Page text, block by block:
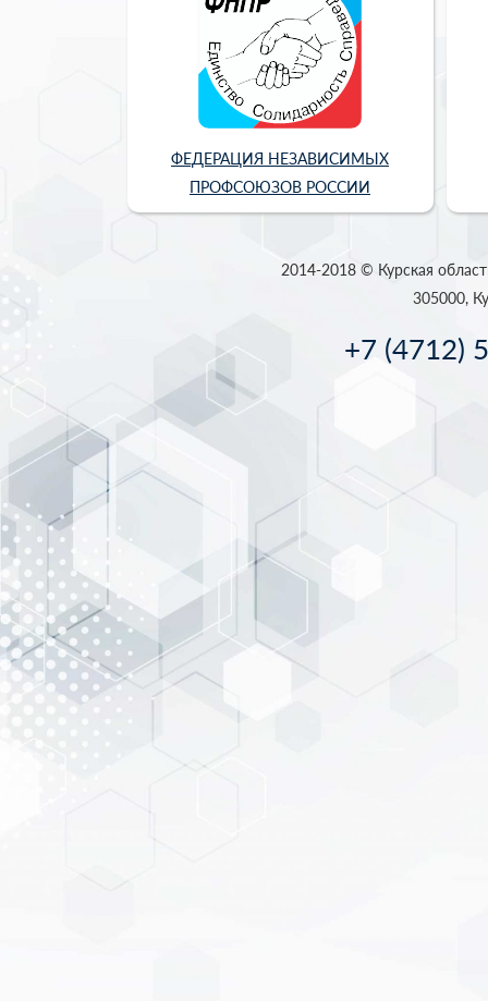
ФЕДЕРАЦИЯ НЕЗАВИСИМЫХ
ПРОФСОЮЗОВ РОССИИ
2014-2018 © Курская
305000,
+7 (4712)